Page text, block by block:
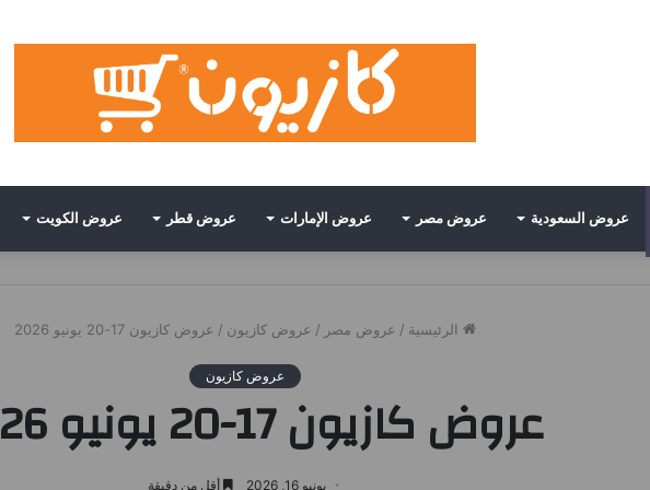
عروض السعودية عروض مصر عروض الإمارات عروض قطر عروض الكويت
الرئيسية / عروض مصر / عروض كازيون / عروض كازيون 17-20 يونيو 2026
عروض كازيون
عروض كازيون 17-20 يونيو 2026
يونيو 16, 2026 أقل من دقيقة